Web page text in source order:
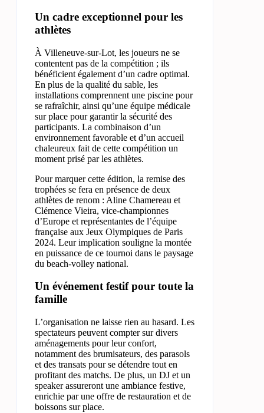
Un cadre exceptionnel pour les
athlètes
À Villeneuve-sur-Lot, les joueurs ne se
contentent pas de la compétition ; ils
bénéficient également d’un cadre optimal.
En plus de la qualité du sable, les
installations comprennent une piscine pour
se rafraîchir, ainsi qu’une équipe médicale
sur place pour garantir la sécurité des
participants. La combinaison d’un
environnement favorable et d’un accueil
chaleureux fait de cette compétition un
moment prisé par les athlètes.
Pour marquer cette édition, la remise des
trophées se fera en présence de deux
athlètes de renom : Aline Chamereau et
Clémence Vieira, vice-championnes
d’Europe et représentantes de l’équipe
française aux Jeux Olympiques de Paris
2024. Leur implication souligne la montée
en puissance de ce tournoi dans le paysage
du beach-volley national.
Un événement festif pour toute la
famille
L’organisation ne laisse rien au hasard. Les
spectateurs peuvent compter sur divers
aménagements pour leur confort,
notamment des brumisateurs, des parasols
et des transats pour se détendre tout en
profitant des matchs. De plus, un DJ et un
speaker assureront une ambiance festive,
enrichie par une offre de restauration et de
boissons sur place.